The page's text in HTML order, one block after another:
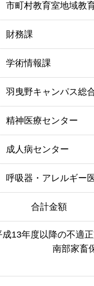
市町村教育室地域教
財務課
学術情報課
羽曳野キャンパス総
精神医療センター
成人病センター
呼吸器・アレルギー
合計金額
13年度以降の不適
南部家畜